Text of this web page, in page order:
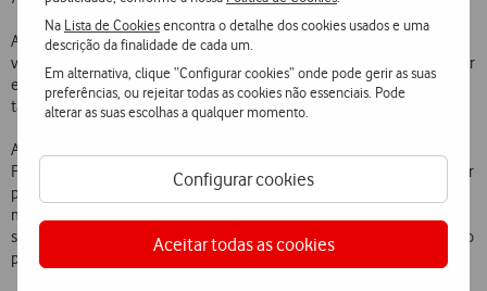
Na Lista de Cookiesencontra o detalhe dos cookies usados e uma
descrição da finalidade de cada um.
Em alternativa, clique “Configurar cookies” onde pode gerir as suas
preferências, ou rejeitar todas as cookies não essenciais. Pode
alterar as suas escolhas a qualquer momento.
Configurar cookies
Aceitar todas as cookies
A forma de taxação dos serviços será realizada unicamente por
volume de informação transferida (tanto enviada como recebida). Por
enquanto, este serviço só é disponibilizado aos Clientes de planos
tarifários regulares.
A tecnologia GPRS, lançada pela Vodafone, pela primeira vez em
Portugal, em Setembro de 2000, permite a transmissão de dados por
pacotes, segundo os protocolos de comunicação IP utilizados no
mundo Internet. Deste modo, o Cliente pode estar sempre
sem precisar de manter em curso uma chamada telefónica, podendo
pagar apenas pela informação recebida e enviada.